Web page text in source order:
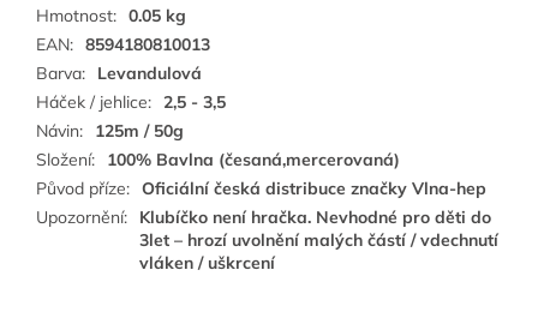
Hmotnost: 0.05 kg
EAN: 8594180810013
Barva:
Levandulová
Háček / jehlice: 2,5 - 3,5
Návin:
125m / 50g
Složení:
100% Bavlna (česaná,mercerovaná)
Původ příze: Oficiální česká distribuce značky Vlna-hep
Upozornění:
Klubíčko není hračka. Nevhodné pro děti do
3let – hrozí uvolnění malých částí / vdechnutí
vláken / uškrcení